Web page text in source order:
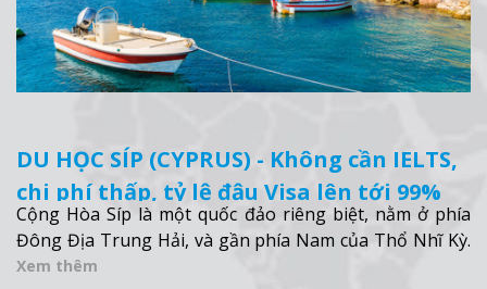
DU HỌC SÍP (CYPRUS) - Không cần IELTS,
chi phí thấp, tỷ lệ đậu Visa lên tới 99%
Cộng Hòa Síp là một quốc đảo riêng biệt, nằm ở phía
Đông Địa Trung Hải, và gần phía Nam của Thổ Nhĩ Kỳ.
Xem thêm